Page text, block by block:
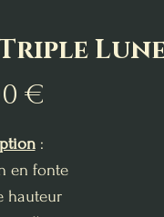
€Prix
:
en fonte
hauteur